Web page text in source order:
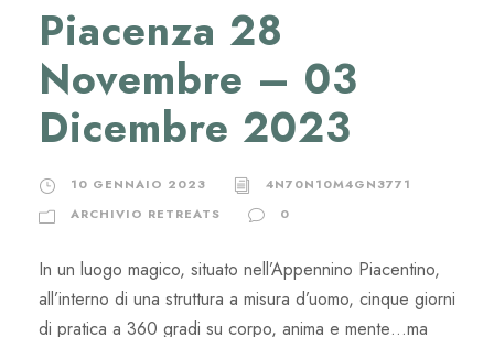
Piacenza 28
Novembre – 03
Dicembre 2023
10 GENNAIO 2023
4N70N10M4GN3771
ARCHIVIO RETREATS
0
In un luogo magico, situato nell’Appennino Piacentino,
all’interno di una struttura a misura d’uomo, cinque giorni
di pratica a 360 gradi su corpo, anima e mente…ma